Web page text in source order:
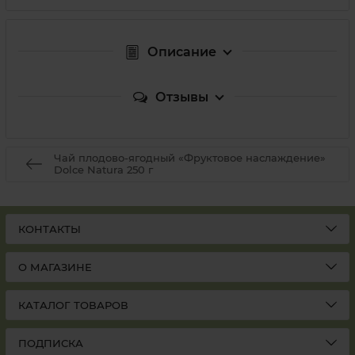
Описание
Отзывы
Чай плодово-ягодный «Фруктовое наслаждение»
Dolce Natura 250 г
КОНТАКТЫ
О МАГАЗИНЕ
КАТАЛОГ ТОВАРОВ
ПОДПИСКА